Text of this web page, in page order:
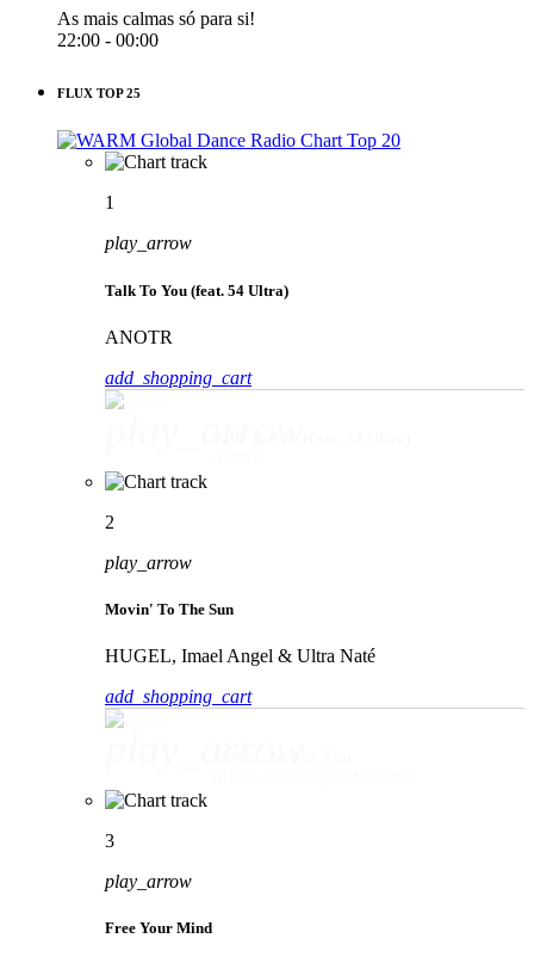
As mais calmas só para si!
22:00 - 00:00
FLUX TOP 25
1
play_arrow
Talk To You (feat. 54 Ultra)
ANOTR
add_shopping_cart
2
play_arrow
Movin' To The Sun
HUGEL, Imael Angel & Ultra Naté
add_shopping_cart
3
play_arrow
Free Your Mind